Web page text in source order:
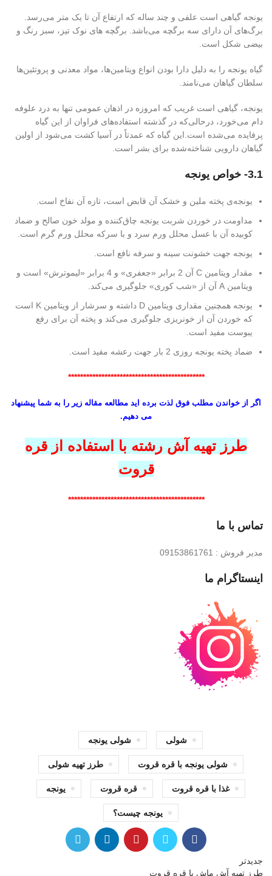
یونجه گیاهی است علفی و چند ساله که ارتفاع آن تا یک متر می‌رسد.
برگ‌های آن دارای سه برگچه می‌باشد. برگچه های نوک تیز، سبز رنگ و
بیضی شکل است.
گیاه یونجه را به دلیل دارا بودن انواع ویتامین‌ها، مواد معدنی و پروتئین‌ها
سلطان گیاهان می‌نامند.
یونجه، گیاهی است غریب که امروزه در اذهان عمومی تنها به درد علوفه
دام می‌خورد، درحالی‌که در گذشته استفاده‌های فراوان از این گیاه
پرفایده می‌شده است.این گیاه که عمدتاً در آسیا کشت می‌شود از اولین
گیاهان دارویی شناخته‌شده برای بشر است.
3.1- خواص یونجه
یونجه‌ی پخته ملین و خشک آن قابض است، تازه آن نفاخ است.
مداومت در خوردن شربت یونجه چاق‌کننده و مولد خون صالح و ضماد
کوبیده آن با عسل محلل ورم سرد و با سرکه محلل ورم گرم است.
یونجه جهت خشونت سینه و سرفه نافع است.
مقدار ویتامین C آن 2 برابر «جعفری» و 4 برابر «لیموترش» است و
ویتامین A آن از «شب کوری» جلوگیری می‌کند.
یونجه همچنین مقداری ویتامین D داشته و سرشار از ویتامین K است
که خوردن آن از خونریزی جلوگیری می‌کند و پخته آن برای رفع
یبوست مفید است.
ضماد پخته یونجه روزی 2 بار جهت رعشه مفید است.
*********************************************
اگر از خواندن مطلب فوق لذت برده اید مطالعه مقاله زیر را به شما پیشنهاد
می دهیم.
طرز تهیه آش رشته با استفاده از قره
قروت
*********************************************
تماس با ما
مدیر فروش : 09153861761
اینستاگرام ما
شولی شولی یونجه
شولی یونجه با قره قروت طرز تهیه شولی
غذا با قره قروت قره قروت یونجه
یونجه چیست؟
جدیدتر
طرز تهیه آش ماش با قره قروت